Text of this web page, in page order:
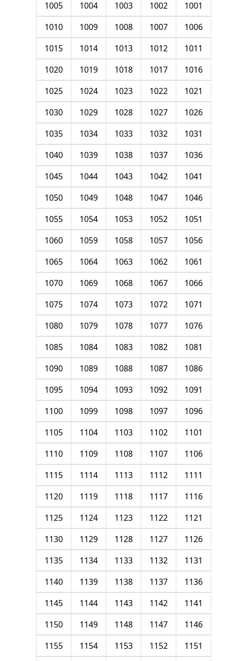
1001
1002
1003
1004
1005
1006
1007
1008
1009
1010
1011
1012
1013
1014
1015
1016
1017
1018
1019
1020
1021
1022
1023
1024
1025
1026
1027
1028
1029
1030
1031
1032
1033
1034
1035
1036
1037
1038
1039
1040
1041
1042
1043
1044
1045
1046
1047
1048
1049
1050
1051
1052
1053
1054
1055
1056
1057
1058
1059
1060
1061
1062
1063
1064
1065
1066
1067
1068
1069
1070
1071
1072
1073
1074
1075
1076
1077
1078
1079
1080
1081
1082
1083
1084
1085
1086
1087
1088
1089
1090
1091
1092
1093
1094
1095
1096
1097
1098
1099
1100
1101
1102
1103
1104
1105
1106
1107
1108
1109
1110
1111
1112
1113
1114
1115
1116
1117
1118
1119
1120
1121
1122
1123
1124
1125
1126
1127
1128
1129
1130
1131
1132
1133
1134
1135
1136
1137
1138
1139
1140
1141
1142
1143
1144
1145
1146
1147
1148
1149
1150
1151
1152
1153
1154
1155